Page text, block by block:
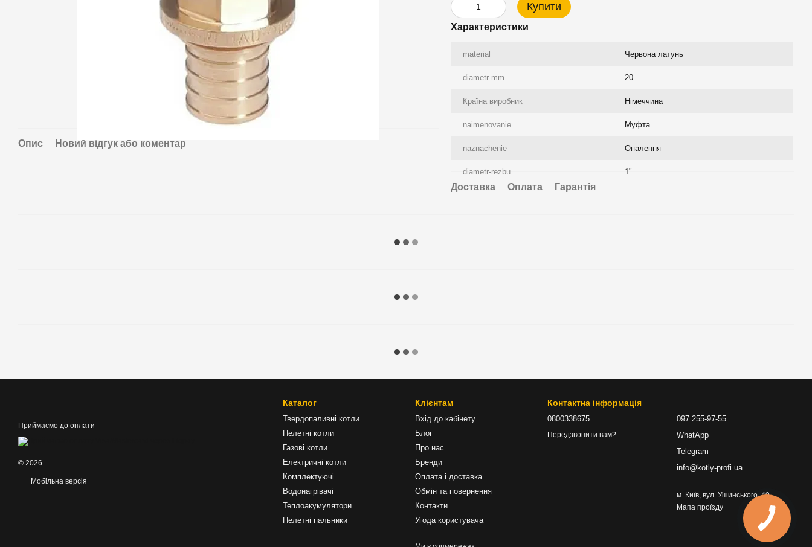
Опис Новий відгук або коментар
Купити
Характеристики
material Червона латунь
diametr-mm 20
Країна виробник Німеччина
naimenovanie Муфта
naznachenie Опалення
diametr-rezbu 1"
Доставка Оплата Гарантія
Приймаємо до оплати
© 2026
Мобільна версія
Каталог
Твердопаливні котли
Пелетні котли
Газові котли
Електричні котли
Комплектуючі
Водонагрівачі
Теплоакумулятори
Пелетні пальники
Клієнтам
Вхід до кабінету
Блог
Про нас
Бренди
Оплата і доставка
Обмін та повернення
Контакти
Угода користувача
Контактна інформація
0800338675
Передзвонити вам?
097 255-97-55
WhatApp
Telegram
info@kotly-profi.ua
м. Київ, вул. Ушинського, 40
Мапа проїзду